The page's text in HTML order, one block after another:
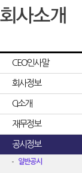
CEO인사말
회사정보
CI소개
재무정보
공시정보
일반공시